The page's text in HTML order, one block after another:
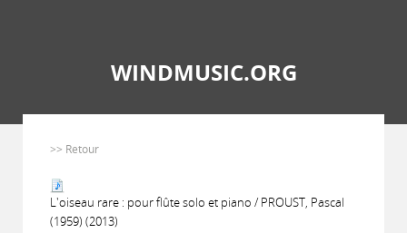
WINDMUSIC.ORG
>> Retour
L'oiseau rare : pour flûte solo et piano / PROUST, Pascal
(1959) (2013)